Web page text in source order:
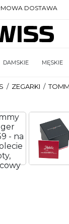
DOSTAWA
DAMSKIE MĘSKIE
/ ZEGARKI /